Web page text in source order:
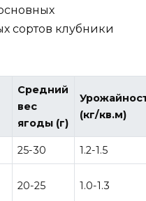
сортов клубники
Средний
вес
ягоды (г)
(кг/кв.м)
25-30 1.2-1.5
20-25 1.0-1.3